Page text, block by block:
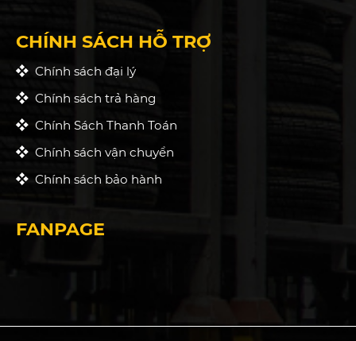
CHÍNH SÁCH HỖ TRỢ
Chính sách đại lý
Chính sách trả hàng
Chính Sách Thanh Toán
Chính sách vận chuyển
Chính sách bảo hành
FANPAGE